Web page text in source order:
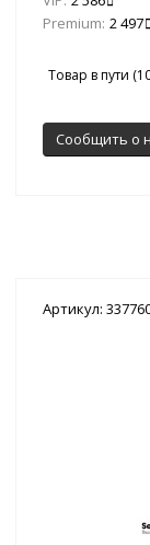
Premium: 2 497
Товар в пути
Сообщить о
Артикул: